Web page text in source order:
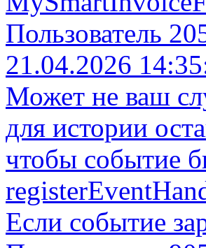
Пользователь
21.04.2026
Может не ваш
для истории
чтобы событие
Если событие